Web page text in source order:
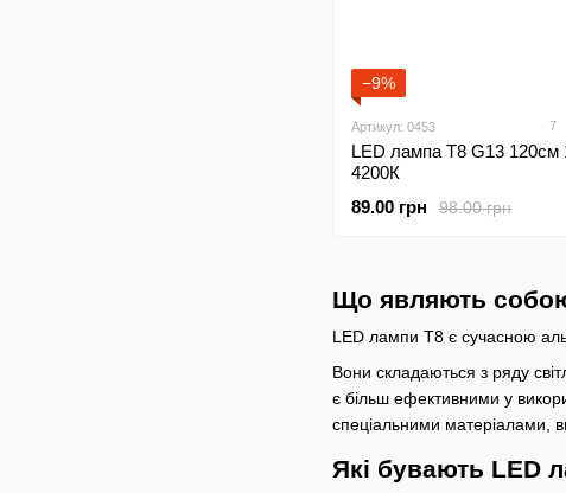
Що являють собою
LED лампи T8 є сучасною
Вони складаються з ряду
є більш ефективними у
спеціальними матеріалами,
Які бувають LED
−9%
Артикул: 0453 7
LED лампа Т8 G13 120см
4200К
98.00 грн
89.00 грн